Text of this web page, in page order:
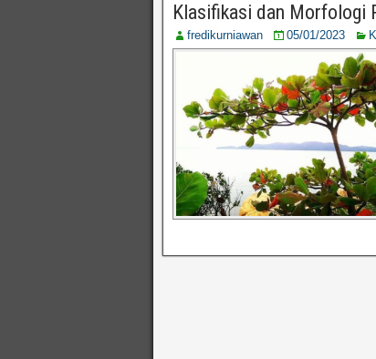
Klasifikasi dan Morfologi
fredikurniawan 05/01/2023